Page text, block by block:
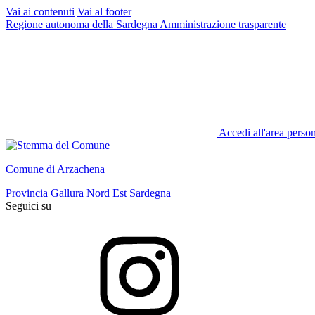
Vai ai contenuti Vai al footer
Regione autonoma della Sardegna Amministrazione trasparente
Accedi all'area
Comune di Arzachena
Provincia Gallura Nord Est Sardegna
Seguici su